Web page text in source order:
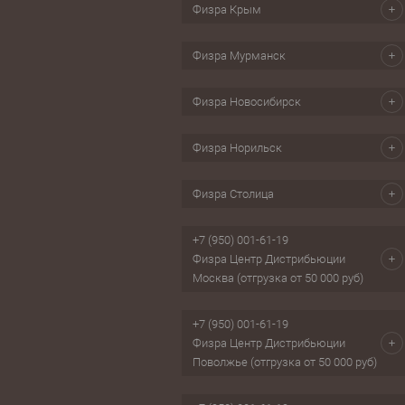
Физра Крым
Физра Мурманск
Физра Новосибирск
Физра Норильск
Физра Столица
+7 (950) 001-61-19
Физра Центр Дистрибьюции
Москва (отгрузка от 50 000 руб)
+7 (950) 001-61-19
Физра Центр Дистрибьюции
Поволжье (отгрузка от 50 000 руб)